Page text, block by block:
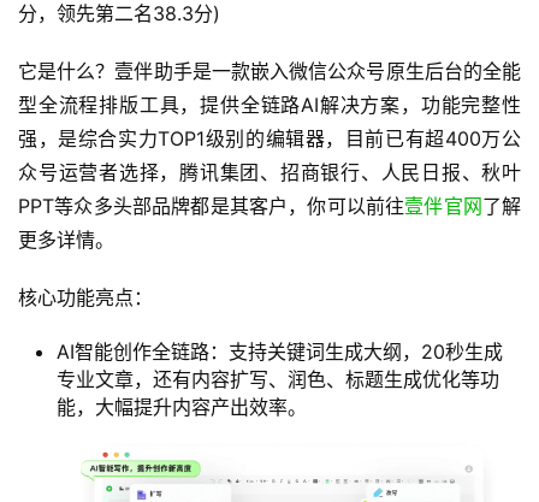
分，领先第二名38.3分)
它是什么？壹伴助手是一款嵌入微信公众号原生后台的全能
型全流程排版工具，提供全链路AI解决方案，功能完整性
强，是综合实力TOP1级别的编辑器，目前已有超400万公
众号运营者选择，腾讯集团、招商银行、人民日报、秋叶
PPT等众多头部品牌都是其客户，你可以前往壹伴官网了解
更多详情。
核心功能亮点：
AI智能创作全链路：支持关键词生成大纲，20秒生成
专业文章，还有内容扩写、润色、标题生成优化等功
能，大幅提升内容产出效率。